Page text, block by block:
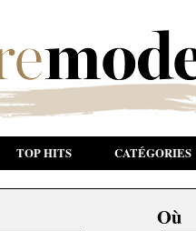
TOP HITS CATÉGORIES
Où